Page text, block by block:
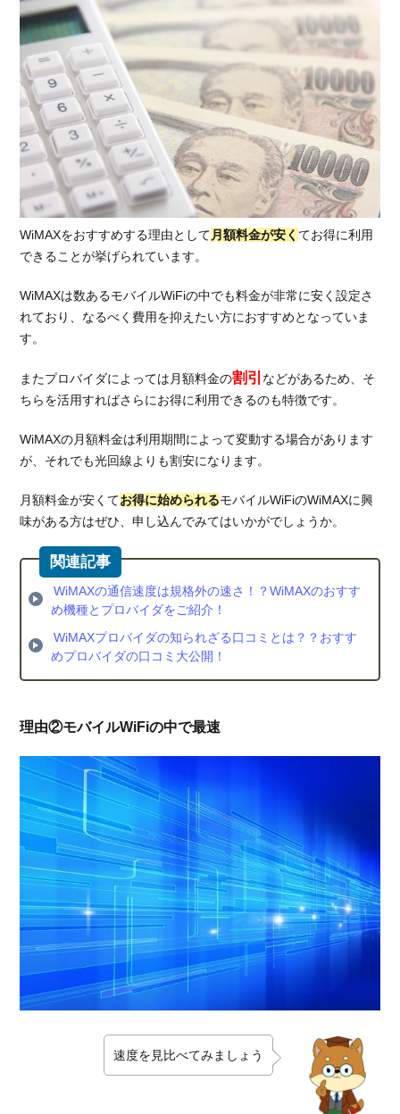
WiMAXをおすすめする理由として 月額料金が安く てお得に利用
できることが挙げられています。
WiMAXは数あるモバイルWiFiの中でも料金が非常に安く設定さ
れており、なるべく費用を抑えたい方におすすめとなっていま
す。
またプロバイダによっては月額料金の割引 などがあるため、そ
ちらを活用すればさらにお得に利用できるのも特徴です。
WiMAXの月額料金は利用期間によって変動する場合があります
が、それでも光回線よりも割安になります。
月額料金が安くてお得に始められるモバイルWiFiのWiMAXに興
味がある方はぜひ、申し込んでみてはいかがでしょうか。
WiMAXの通信速度は規格外の速さ！？WiMAXのおすす
め機種とプロバイダをご紹介！
WiMAXプロバイダの知られざる口コミとは？？おすす
めプロバイダの口コミ大公開！
理由②モバイルWiFiの中で最速
速度を見比べてみましょう